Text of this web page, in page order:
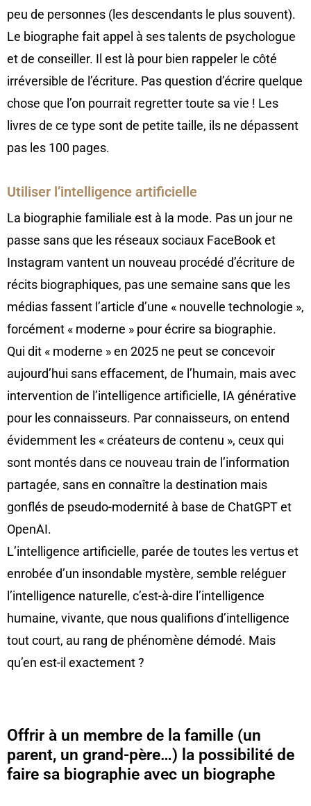
peu de personnes (les descendants le plus souvent).
Le biographe fait appel à ses talents de psychologue
et de conseiller. Il est là pour bien rappeler le côté
irréversible de l’écriture. Pas question d’écrire quelque
chose que l’on pourrait regretter toute sa vie ! Les
livres de ce type sont de petite taille, ils ne dépassent
pas les 100 pages.
Utiliser l’intelligence artificielle
La biographie familiale est à la mode. Pas un jour ne
passe sans que les réseaux sociaux FaceBook et
Instagram vantent un nouveau procédé d’écriture de
récits biographiques, pas une semaine sans que les
médias fassent l’article d’une « nouvelle technologie »,
forcément « moderne » pour écrire sa biographie.
Qui dit « moderne » en 2025 ne peut se concevoir
aujourd’hui sans effacement, de l’humain, mais avec
intervention de l’intelligence artificielle, IA générative
pour les connaisseurs. Par connaisseurs, on entend
évidemment les « créateurs de contenu », ceux qui
sont montés dans ce nouveau train de l’information
partagée, sans en connaître la destination mais
gonflés de pseudo-modernité à base de ChatGPT et
OpenAI.
L’intelligence artificielle, parée de toutes les vertus et
enrobée d’un insondable mystère, semble reléguer
l’intelligence naturelle, c’est-à-dire l’intelligence
humaine, vivante, que nous qualifions d’intelligence
tout court, au rang de phénomène démodé. Mais
qu’en est-il exactement ?
Offrir à un membre de la famille (un
parent, un grand-père…) la possibilité de
faire sa biographie avec un biographe